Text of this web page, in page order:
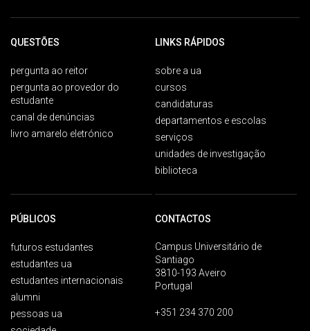
QUESTÕES
pergunta ao reitor
pergunta ao provedor do
estudante
canal de denúncias
livro amarelo eletrónico
LINKS RÁPIDOS
sobre a ua
cursos
candidaturas
departamentos e escolas
serviços
unidades de investigação
biblioteca
PÚBLICOS
futuros estudantes
estudantes ua
estudantes internacionais
alumni
pessoas ua
CONTACTOS
Campus Universitário de
Santiago
3810-193 Aveiro
Portugal
+351 234 370 200